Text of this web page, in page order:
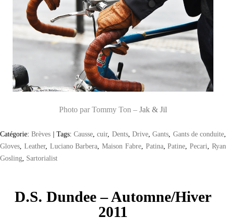
Photo par Tommy Ton – Jak & Jil
Catégorie:Brèves | Tags:Causse,cuir, Dents, Drive,Gants, Gants de conduite,
Gloves, Leather, Luciano Barbera,Maison Fabre, Patina,Patine,Pecari,Ryan
Gosling, Sartorialist
D.S. Dundee – Automne/Hiver
2011